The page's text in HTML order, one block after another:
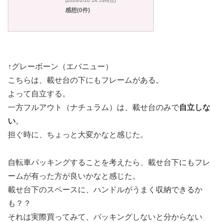
感想(0件)
↑グレーボーン（エバニュー）
こちらは、載せ台の下にもフレームがある。
よって自立する。
一方フルアウト（ナチュラム）は、載せ台のみで自立しな
い。
担ぐ時に、ちょっと大変かなと感じた。
自転車パッキングすることを考えたら、載せ台下にもフレ
ームが有った方が良いかなと感じた。
載せ台下のスペースに、ハンドルがうまく収納できるか
も？？
それは実際買ってみて、パッキングしないと分からない